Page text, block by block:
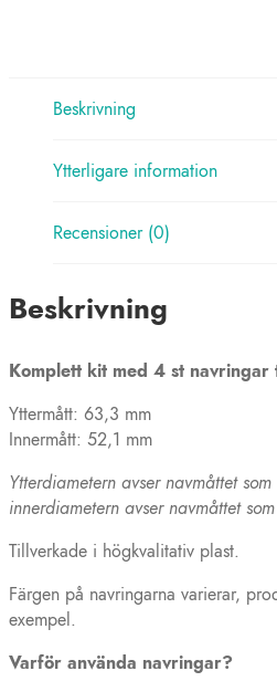
Beskrivning
Ytterligare information
Recensioner (0)
Beskrivning
Komplett kit med 4 st
Yttermått: 63,3 mm
Innermått: 52,1 mm
Ytterdiametern avser navmåttet
innerdiametern avser navmåttet
Tillverkade i högkvalitativ plast.
Färgen på navringarna varierar,
exempel.
Varför använda navringar?